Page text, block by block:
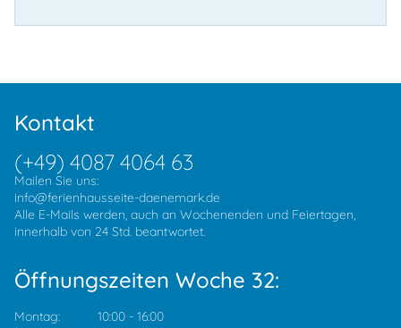
Kontakt
(+49) 4087 4064 63
Mailen Sie uns:
info@ferienhausseite-daenemark.de
Alle E-Mails werden, auch an Wochenenden und Feiertagen,
innerhalb von 24 Std. beantwortet.
Öffnungszeiten Woche 32:
Montag: 10:00 - 16:00